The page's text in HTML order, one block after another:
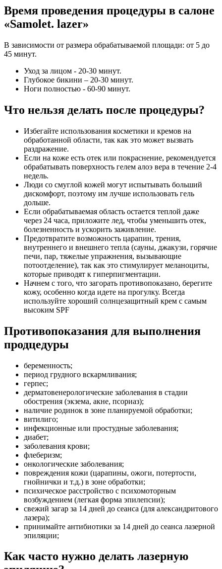
Время проведения процедуры в салоне
«Samolet. lazer»
В зависимости от размера обрабатываемой площади: от 5 до
45 минут.
Уход за лицом - 20-30 минут.
Глубокое бикини – 20-30 минут.
Ноги полностью - 60-90 минут.
Что нельзя делать после процедуры?
Избегайте использования косметики и кремов на
обработанной области, так как это может вызвать
раздражение.
Если на коже есть отек или покраснение, рекомендуется
обрабатывать поверхность гелем алоэ вера в течение 2-4
недель.
Люди со смуглой кожей могут испытывать больший
дискомфорт, поэтому им лучше использовать гель
дольше.
Если обрабатываемая область остается теплой даже
через 24 часа, приложите лед, чтобы уменьшить отек,
болезненность и ускорить заживление.
Предотвратите возможность царапин, трения,
внутреннего и внешнего тепла (сауны, джакузи, горячие
печи, пар, тяжелые упражнения, вызывающие
потоотделение), так как это стимулирует меланоциты,
которые приводят к гиперпигментации.
Начнем с того, что загорать противопоказано, берегите
кожу, особенно когда идете на прогулку. Всегда
используйте хороший солнцезащитный крем с самым
высоким SPF
Противопоказания для выполнения
продцедуры
беременность;
период грудного вскармливания;
герпес;
дерматовенерологические заболевания в стадии
обострения (экзема, акне, псориаз);
наличие родинок в зоне планируемой обработки;
витилиго;
инфекционные или простудные заболевания;
диабет;
заболевания крови;
флеберизм;
онкологические заболевания;
повреждения кожи (царапины, ожоги, потертости,
гнойнички и т.д.) в зоне обработки;
психическое расстройство с психомоторным
возбуждением (легкая форма эпилепсии);
свежий загар за 14 дней до сеанса (для александритового
лазера);
принимайте антибиотики за 14 дней до сеанса лазерной
эпиляции;
Как часто нужно делать лазерную